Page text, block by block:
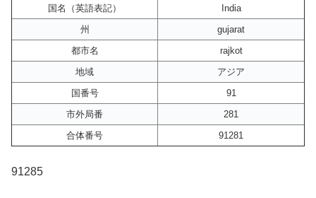
国名（英語表記）
India
州
gujarat
都市名
rajkot
地域
アジア
国番号
91
市外局番
281
合体番号
91281
91285